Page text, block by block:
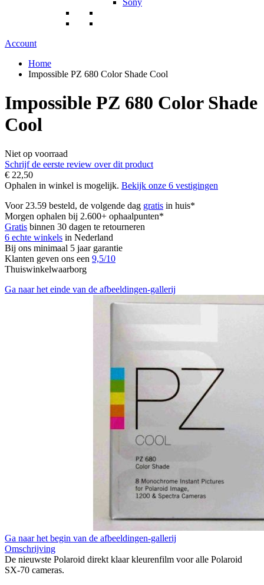
Sony
Account
Home
Impossible PZ 680 Color Shade Cool
Impossible PZ 680 Color Shade
Cool
Niet op voorraad
Schrijf de eerste review over dit product
€ 22,50
Ophalen in winkel is mogelijk. Bekijk onze 6 vestigingen
Voor 23.59 besteld, de volgende dag gratis in huis*
Morgen ophalen bij 2.600+ ophaalpunten*
Gratis binnen 30 dagen te retourneren
6 echte winkels in Nederland
Bij ons minimaal 5 jaar garantie
Klanten geven ons een 9,5/10
Thuiswinkelwaarborg
Ga naar het einde van de afbeeldingen-gallerij
Ga naar het begin van de afbeeldingen-gallerij
Omschrijving
De nieuwste Polaroid direkt klaar kleurenfilm voor alle Polaroid
SX-70 cameras.